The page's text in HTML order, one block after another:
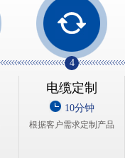
4
电缆定制
10分钟
根据客户需求定制产品